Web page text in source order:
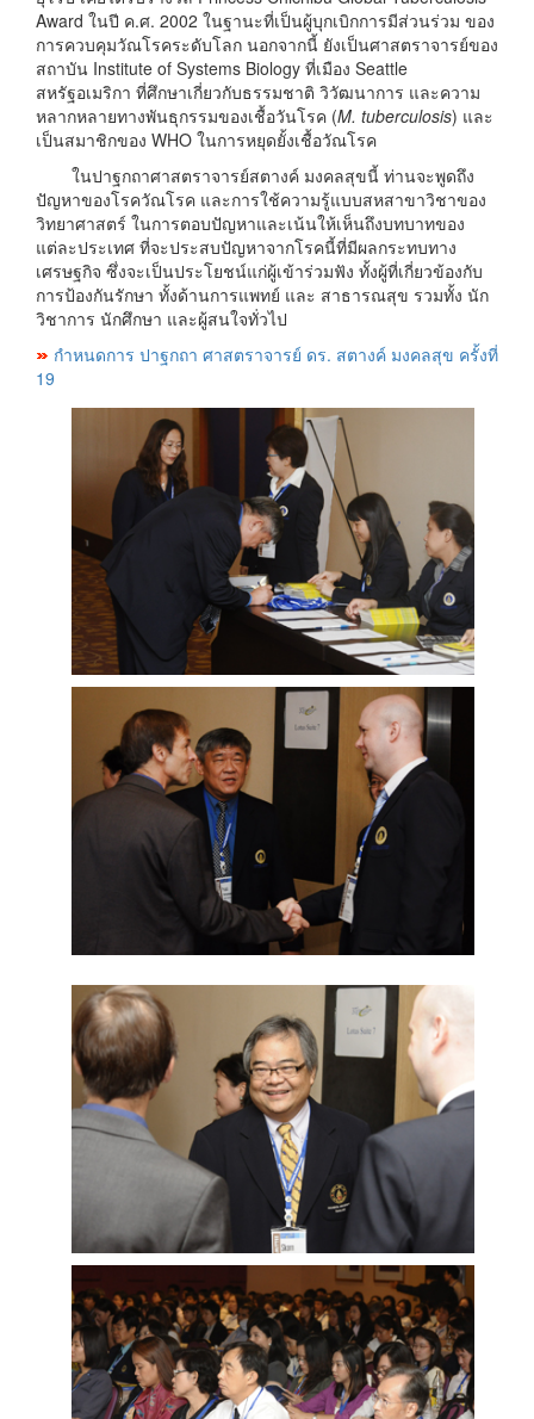
Award ในปี ค.ศ. 2002 ในฐานะที่เป็นผู้บุกเบิกการมีส่วนร่วม ของ
การควบคุมวัณโรคระดับโลก นอกจากนี้ ยังเป็นศาสตราจารย์ของ
สถาบัน Institute of Systems Biology ที่เมือง Seattle
สหรัฐอเมริกา ที่ศึกษาเกี่ยวกับธรรมชาติ วิวัฒนาการ และความ
หลากหลายทางพันธุกรรมของเชื้อวันโรค (M. tuberculosis) และ
เป็นสมาชิกของ WHO ในการหยุดยั้งเชื้อวัณโรค
ในปาฐกถาศาสตราจารย์สตางค์ มงคลสุขนี้ ท่านจะพูดถึง
ปัญหาของโรควัณโรค และการใช้ความรู้แบบสหสาขาวิชาของ
วิทยาศาสตร์ ในการตอบปัญหาและเน้นให้เห็นถึงบทบาทของ
แต่ละประเทศ ที่จะประสบปัญหาจากโรคนี้ที่มีผลกระทบทาง
เศรษฐกิจ ซึ่งจะเป็นประโยชน์แก่ผู้เข้าร่วมฟัง ทั้งผู้ที่เกี่ยวข้องกับ
การป้องกันรักษา ทั้งด้านการแพทย์ และ สาธารณสุข รวมทั้ง นัก
วิชาการ นักศึกษา และผู้สนใจทั่วไป
กำหนดการ ปาฐกถา ศาสตราจารย์ ดร. สตางค์ มงคลสุข ครั้งที่
19